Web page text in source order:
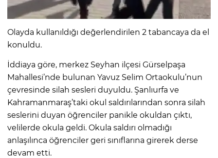
Olayda kullanıldığı değerlendirilen 2 tabancaya da el
konuldu.
İddiaya göre, merkez Seyhan ilçesi Gürselpaşa
Mahallesi’nde bulunan Yavuz Selim Ortaokulu’nun
çevresinde silah sesleri duyuldu. Şanlıurfa ve
Kahramanmaraş’taki okul saldırılarından sonra silah
seslerini duyan öğrenciler panikle okuldan çıktı,
velilerde okula geldi. Okula saldırı olmadığı
anlaşılınca öğrenciler geri sınıflarına girerek derse
devam etti.